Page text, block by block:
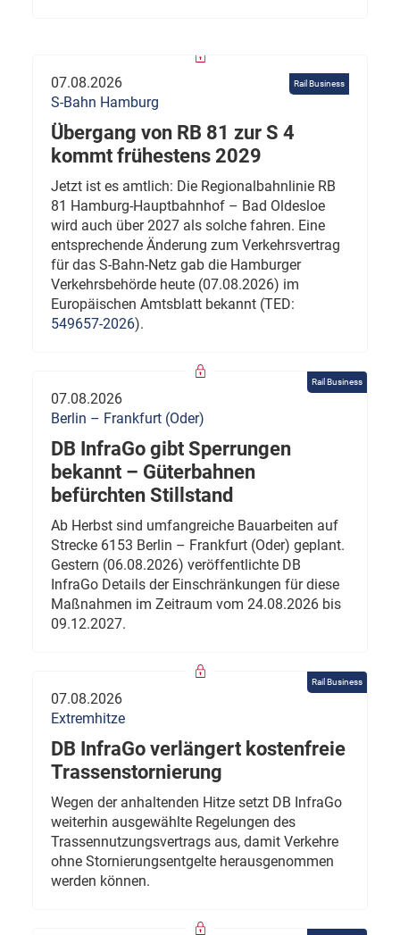
Rail Business
07.08.2026
S-Bahn Hamburg
Übergang von RB 81 zur S 4
kommt frühestens 2029
Jetzt ist es amtlich: Die Regionalbahnlinie RB
81 Hamburg-Hauptbahnhof – Bad Oldesloe
wird auch über 2027 als solche fahren. Eine
entsprechende Änderung zum Verkehrsvertrag
für das S-Bahn-Netz gab die Hamburger
Verkehrsbehörde heute (07.08.2026) im
Europäischen Amtsblatt bekannt (TED:
549657-2026).
Rail Business
07.08.2026
Berlin – Frankfurt (Oder)
DB InfraGo gibt Sperrungen
bekannt – Güterbahnen
befürchten Stillstand
Ab Herbst sind umfangreiche Bauarbeiten auf
Strecke 6153 Berlin – Frankfurt (Oder) geplant.
Gestern (06.08.2026) veröffentlichte DB
InfraGo Details der Einschränkungen für diese
Maßnahmen im Zeitraum vom 24.08.2026 bis
09.12.2027.
Rail Business
07.08.2026
Extremhitze
DB InfraGo verlängert kostenfreie
Trassenstornierung
Wegen der anhaltenden Hitze setzt DB InfraGo
weiterhin ausgewählte Regelungen des
Trassennutzungsvertrags aus, damit Verkehre
ohne Stornierungsentgelte herausgenommen
werden können.